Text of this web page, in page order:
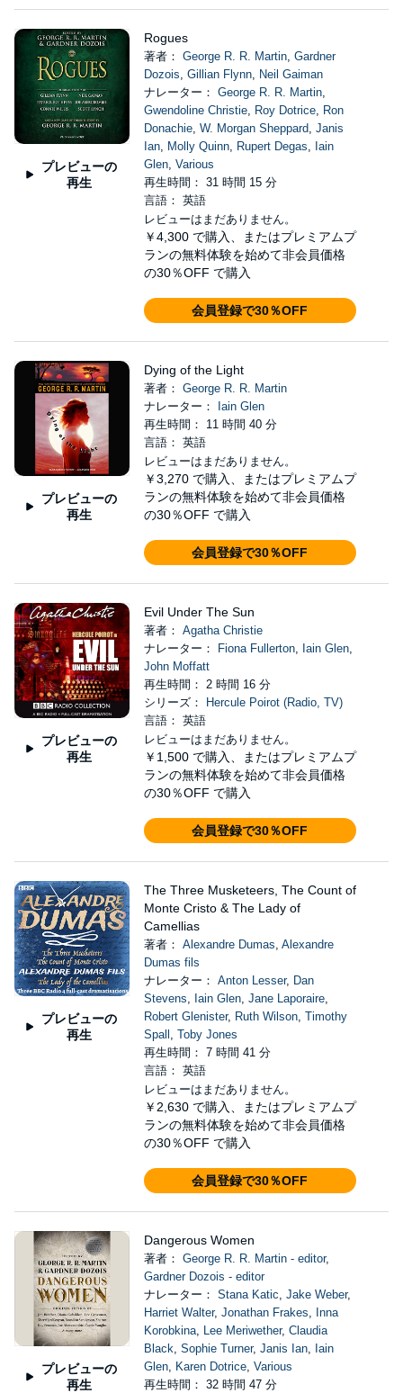
プレビューの
再生
Rogues
著者： George R. R. Martin, Gardner
Dozois, Gillian Flynn, Neil Gaiman
ナレーター： George R. R. Martin,
Gwendoline Christie, Roy Dotrice, Ron
Donachie, W. Morgan Sheppard, Janis
Ian, Molly Quinn, Rupert Degas, Iain
Glen, Various
再生時間： 31 時間 15 分
言語： 英語
レビューはまだありません。
￥4,300 で購入、またはプレミアムプ
ランの無料体験を始めて非会員価格
の30％OFF で購入
会員登録で30％OFF
プレビューの
再生
Dying of the Light
著者： George R. R. Martin
ナレーター：
Iain Glen
再生時間： 11 時間 40 分
言語： 英語
レビューはまだありません。
￥3,270 で購入、またはプレミアムプ
ランの無料体験を始めて非会員価格
の30％OFF で購入
会員登録で30％OFF
プレビューの
再生
Evil Under The Sun
著者： Agatha Christie
ナレーター：
Fiona Fullerton, Iain Glen,
John Moffatt
再生時間： 2 時間 16 分
シリーズ：
Hercule Poirot (Radio, TV)
言語： 英語
レビューはまだありません。
￥1,500 で購入、またはプレミアムプ
ランの無料体験を始めて非会員価格
の30％OFF で購入
会員登録で30％OFF
プレビューの
再生
The Three Musketeers, The Count of
Monte Cristo & The Lady of
Camellias
著者： Alexandre Dumas, Alexandre
Dumas fils
ナレーター： Anton Lesser, Dan
Stevens, Iain Glen, Jane Laporaire,
Robert Glenister, Ruth Wilson, Timothy
Spall , Toby Jones
再生時間： 7 時間 41 分
言語： 英語
レビューはまだありません。
￥2,630 で購入、またはプレミアムプ
ランの無料体験を始めて非会員価格
の30％OFF で購入
会員登録で30％OFF
プレビューの
再生
Dangerous Women
著者： George R. R. Martin - editor,
Gardner Dozois - editor
ナレーター： Stana Katic, Jake Weber,
Harriet Walter, Jonathan Frakes, Inna
Korobkina, Lee Meriwether, Claudia
Black, Sophie Turner, Janis Ian, Iain
Glen, Karen Dotrice, Various
再生時間： 32 時間 47 分